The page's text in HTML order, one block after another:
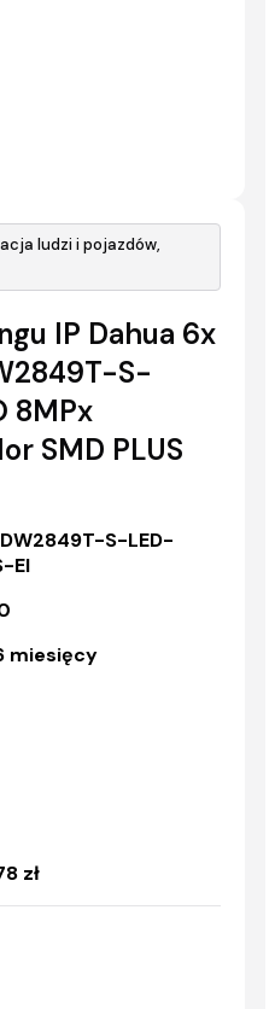
ludzi i pojazdów,
IP Dahua 6x
S-
8MPx
SMD PLUS
S-LED-
EI
miesięcy
zł